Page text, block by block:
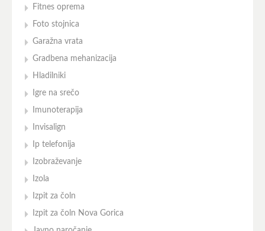
Fitnes oprema
Foto stojnica
Garažna vrata
Gradbena mehanizacija
Hladilniki
Igre na srečo
Imunoterapija
Invisalign
Ip telefonija
Izobraževanje
Izola
Izpit za čoln
Izpit za čoln Nova Gorica